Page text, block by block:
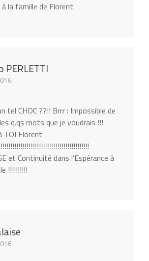
à la famille de Florent.
PERLETTI
tel CHOC ??!! Brrr : Impossible de
q.qs mots que je voudrais !!!
TOI Florent
et Continuité dans l’Espérance à
!!!!!!!!!!